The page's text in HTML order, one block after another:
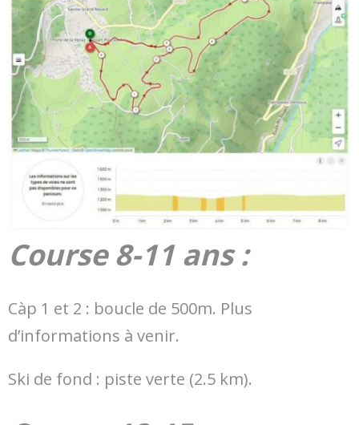
Course 8-11 ans :
Càp 1 et 2 : boucle de 500m. Plus
d’informations à venir.
Ski de fond : piste verte (2.5 km).